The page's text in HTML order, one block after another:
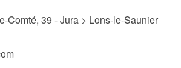
Comté, 39 - Jura > Lons-le-Saunier